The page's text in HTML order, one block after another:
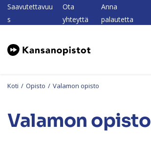
Saavutettavuu
s
Ota
yhteyttä
Anna
palautetta
Koti / Opisto / Valamon opisto
Valamon opisto